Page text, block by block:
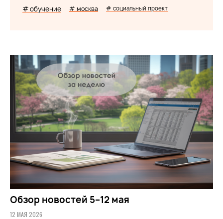
# обучение # москва # социальный проект
Обзор новостей 5–12 мая
12 МАЯ 2026